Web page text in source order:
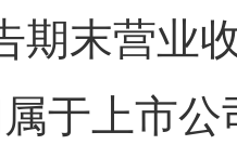
期末营业
于上市